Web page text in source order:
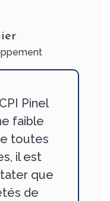
Pinel
faible
toutes
il est
que
de